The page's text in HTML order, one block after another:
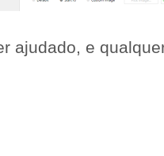
ajudado, e